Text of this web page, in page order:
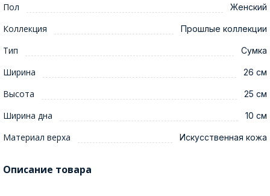
Пол Женский
Коллекция Прошлые коллекции
Тип Сумка
Ширина 26 см
Высота 25 см
Ширина дна 10 см
Материал верха Искусственная кожа
Описание товара